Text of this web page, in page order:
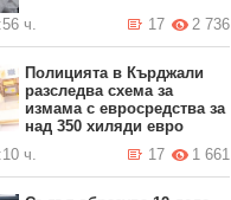
ч.
2 736
17
Полицията в Кърджали
разследва схема за
измама с евросредства за
над 350 хиляди евро
ч.
1 661
17